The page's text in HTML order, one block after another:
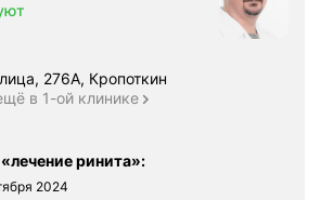
276А, Кропоткин
в 1-ой клинике
ринита»:
2024